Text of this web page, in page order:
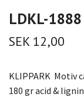
LDKL-
SEK 12,00
KLIPPARK Motiv
180 gr acid &